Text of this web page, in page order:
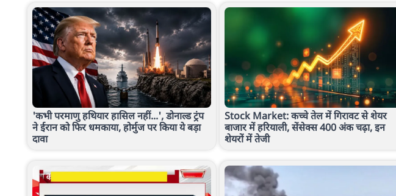
'कभी परमाणु हथियार हासिल नहीं...', डोनाल्ड ट्रंप
ने ईरान को फिर धमकाया, होर्मुज पर किया ये बड़ा
दावा
Stock Market: कच्चे तेल में गिरावट से शेयर
बाजार में हरियाली, सेंसेक्‍स 400 अंक चढ़ा, इन
शेयरों में तेजी